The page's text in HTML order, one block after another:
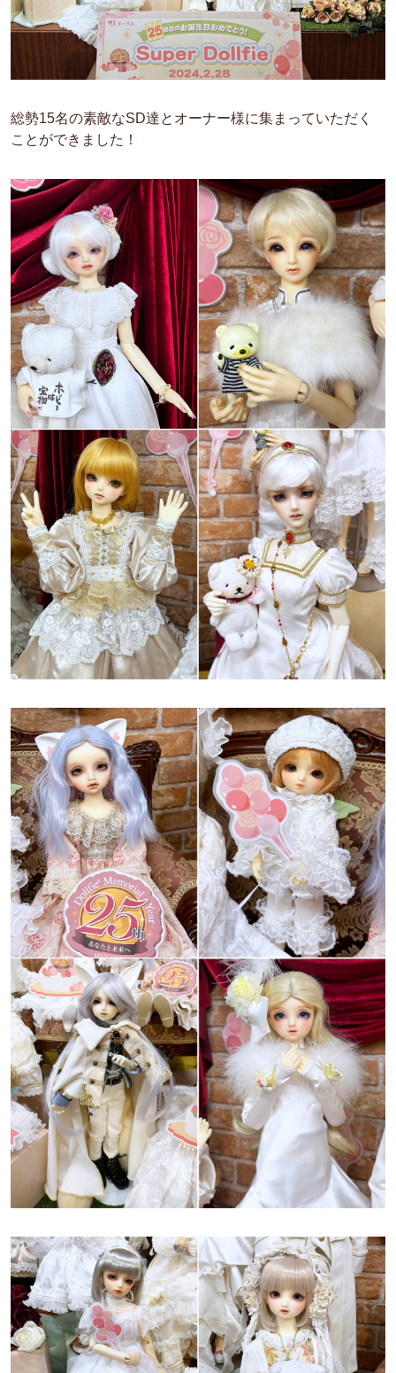
総勢15名の素敵なSD達とオーナー様に集まっていただく
ことができました！